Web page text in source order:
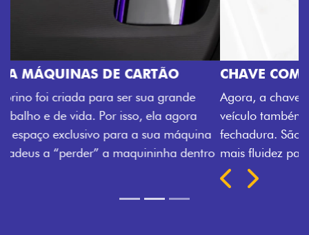
CHAVE COM TELECOMANDO
Agora, a chave da sua nova Fiorino pode abrir o
veículo também à distância, e não mais somente pela
fechadura. São detalhes como esse que trazem ainda
mais fluidez para o seu dia de trabalho.